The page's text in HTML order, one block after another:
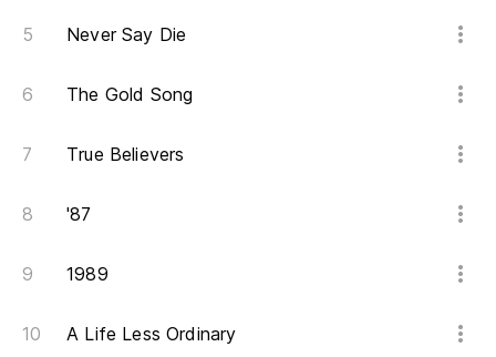
Never Say Die
The Gold Song
True Believers
'87
1989
A Life Less Ordinary